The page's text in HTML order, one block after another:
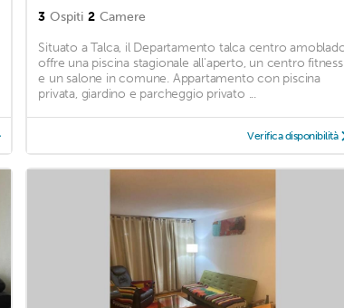
3 Ospiti 2 Camere
Situato a Talca, il Departamento talca centro
offre una piscina stagionale all'aperto, un centro fitness
e un salone in comune. Appartamento con piscina
privata, giardino e parcheggio privato ...
Verifica disponibilità